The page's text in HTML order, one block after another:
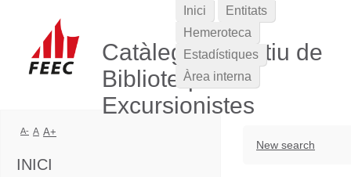
Catàleg Col·lectiu de
Biblioteques
Excursionistes
New search
Inici
Entitats
Hemeroteca
Estadístiques
Àrea interna
A- A A+
INICI